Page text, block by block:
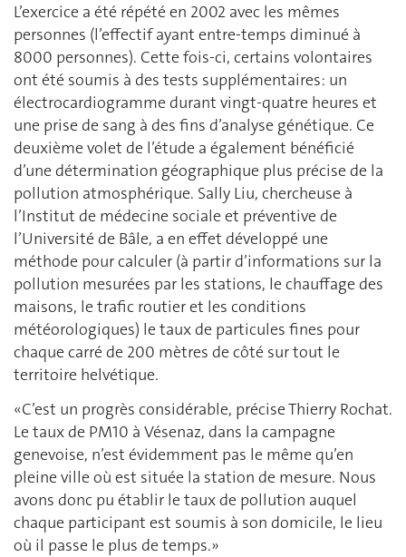
L’exercice a été répété en 2002 avec les mêmes
personnes (l’effectif ayant entre-temps diminué à
8000 personnes). Cette fois-ci, certains volontaires
ont été soumis à des tests supplémentaires: un
électrocardiogramme durant vingt-quatre heures et
une prise de sang à des fins d’analyse génétique. Ce
deuxième volet de l’étude a également bénéficié
d’une détermination géographique plus précise de la
pollution atmosphérique. Sally Liu, chercheuse à
l’Institut de médecine sociale et préventive de
l’Université de Bâle, a en effet développé une
méthode pour calculer (à partir d’informations sur la
pollution mesurées par les stations, le chauffage des
maisons, le trafic routier et les conditions
météorologiques) le taux de particules fines pour
chaque carré de 200 mètres de côté sur tout le
territoire helvétique.
«C’est un progrès considérable, précise Thierry Rochat.
Le taux de PM10 à Vésenaz, dans la campagne
genevoise, n’est évidemment pas le même qu’en
pleine ville où est située la station de mesure. Nous
avons donc pu établir le taux de pollution auquel
chaque participant est soumis à son domicile, le lieu
où il passe le plus de temps.»